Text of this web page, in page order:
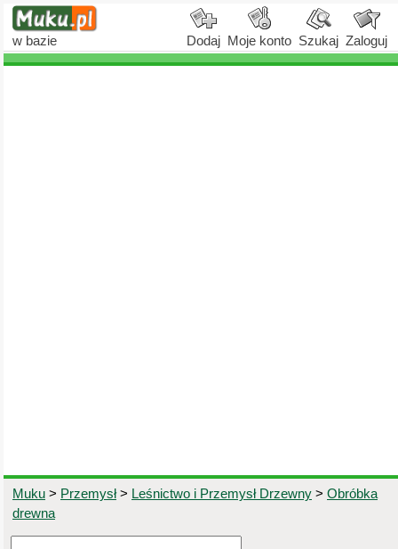
w bazie Dodaj Moje konto Szukaj Zaloguj
Muku > Przemysł> Leśnictwo i Przemysł Drzewny > Obróbka
drewna